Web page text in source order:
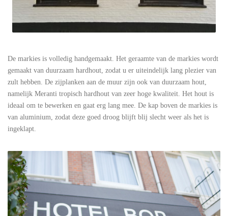
De markies is volledig handgemaakt. Het geraamte van de markies wordt
gemaakt van duurzaam hardhout, zodat u er uiteindelijk lang plezier van
zult hebben. De zijplanken aan de muur zijn ook van duurzaam hout,
namelijk Meranti tropisch hardhout van zeer hoge kwaliteit. Het hout is
ideaal om te bewerken en gaat erg lang mee. De kap boven de markies is
van aluminium, zodat deze goed droog blijft blij slecht weer als het is
ingeklapt.